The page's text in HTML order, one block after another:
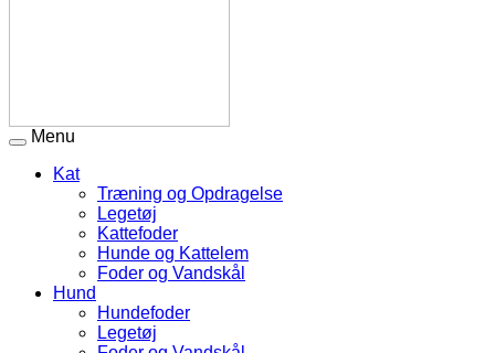
Menu
Kat
Træning og Opdragelse
Legetøj
Kattefoder
Hunde og Kattelem
Foder og Vandskål
Hund
Hundefoder
Legetøj